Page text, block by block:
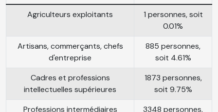
Agriculteurs exploitants
1 personnes, soit
0.01%
Artisans, commerçants, chefs
d'entreprise
885 personnes,
soit 4.61%
Cadres et professions
intellectuelles supérieures
1873 personnes,
soit 9.75%
Professions intermédiaires
3348 personnes,